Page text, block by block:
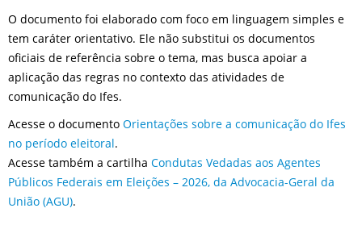
O documento foi elaborado com foco em linguagem simples e
tem caráter orientativo. Ele não substitui os documentos
oficiais de referência sobre o tema, mas busca apoiar a
aplicação das regras no contexto das atividades de
comunicação do Ifes.
Acesse o documento Orientações sobre a comunicação do Ifes
no período eleitoral.
Acesse também a cartilha Condutas Vedadas aos Agentes
Públicos Federais em Eleições – 2026, da Advocacia-Geral da
União (AGU).